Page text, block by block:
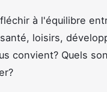
à l'équilibre
loisirs,
convient? Quels